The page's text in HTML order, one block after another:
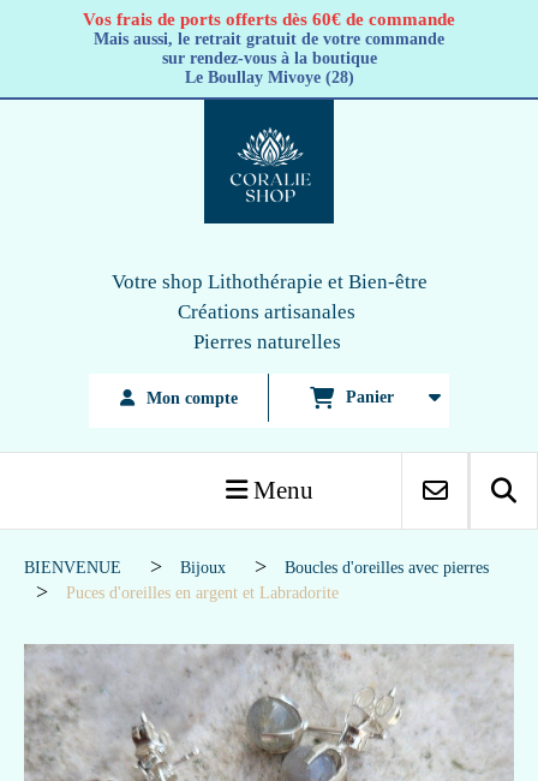
Vos frais de ports offerts dès 60€ de commande
Mais aussi, le retrait gratuit de votre commande
sur rendez-vous à la boutique
Le Boullay Mivoye (28)
Votre shop Lithothérapie et Bien-être
Créations artisanales
Pierres naturelles
Mon compte Panier
Menu
BIENVENUE Bijoux
Boucles d'oreilles avec pierres
Puces d'oreilles en argent et Labradorite
Panneau de gestion des cookies